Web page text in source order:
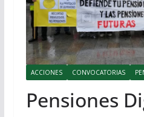
ACCIONES CONVOCATORIAS
Pensiones